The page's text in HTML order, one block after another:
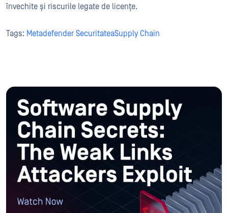
învechite și riscurile legate de licențe.
Tags: Metadefender SecuritateaSupply Chain